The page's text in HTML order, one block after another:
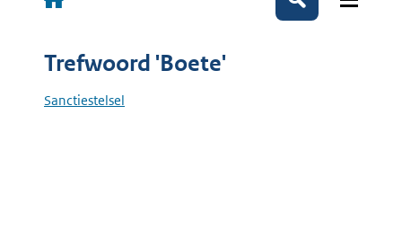
Zoeken
Trefwoord 'Boete'
Sanctiestelsel